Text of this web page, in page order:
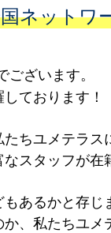
国ネット
ざいます。
ております！
ちユメテラス
スタッフが在
あるかと存じ
、私たちユ